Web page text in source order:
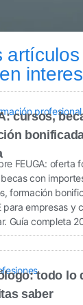
profesional
cursos,
FEUGA: oferta
con
formación
para empresas y
Guía completa
todo lo
saber